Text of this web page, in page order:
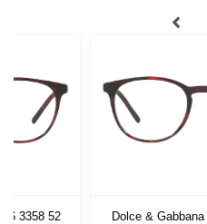
3358 52
Dolce &